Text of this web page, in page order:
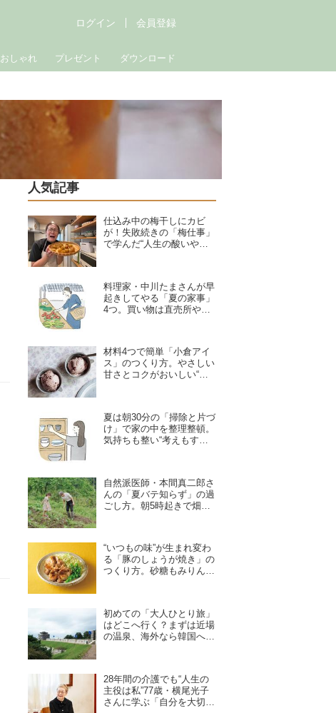
おしゃれ プレゼント ダウンロード
ログイン 会員登録
人気記事
仕込み中の梅干しにカビ
が！失敗続きの「梅仕事」
で学んだ“人生の酸いや甘
料理家・中川たまさんが早
起きしてやる「夏の家事」
4つ。買い物は直売所や鎌
材料4つで簡単「小倉アイ
ス」のつくり方。やさしい
甘さとコクがおいしい“混
夏は朝30分の「掃除と片づ
け」で家の中を整理整頓。
気持ちも整い“考えもすっ
自然派医師・本間真二郎さ
んの「夏バテ知らず」の過
ごし方。朝5時起きで畑
“いつもの味”が生まれ変わ
る「豚のしょうが焼き」の
つくり方。砂糖もみりんも
め記事
初めての「大人ひとり旅」
はどこへ行く？まずは近場
の温泉、海外なら韓国へ。
28年間の介護でも“人生の
主役は私”77歳・横尾光子
さんに学ぶ「自分を大切に